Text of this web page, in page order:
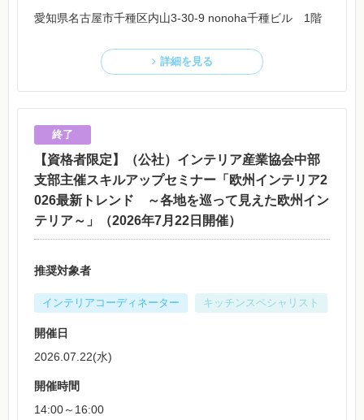
愛知県名古屋市千種区内山3-30-9 nonoha千種ビル 1階
詳細を見る
【資格者限定】（公社）インテリア産業協会中部
支部主催スキルアップセミナー「欧州インテリア2
026最新トレンド ～各地を巡って見えた欧州イン
テリア～」（2026年7月22日開催）
推奨対象者
インテリアコーディネーター キッチンスペシャリスト
開催日
2026.07.22(水)
開催時間
14:00～16:00